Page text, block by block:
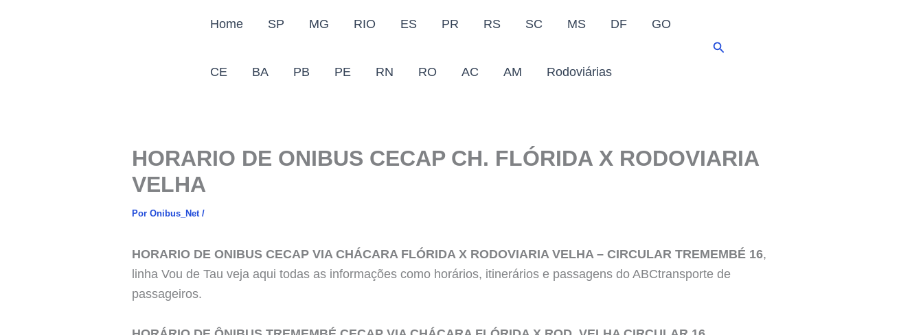
Home SP MG RIO ES PR RS SC MS DF GO
CE BA PB PE RN RO AC AM Rodoviárias
Pesquisar
HORARIO DE ONIBUS CECAP CH. FLÓRIDA X RODOVIARIA
VELHA
Por Onibus_Net /
HORARIO DE ONIBUS CECAP VIA CHÁCARA FLÓRIDA X RODOVIARIA VELHA – CIRCULAR TREMEMBÉ 16,
linha Vou de Tau veja aqui todas as informações como horários, itinerários e passagens do ABCtransporte de
passageiros.